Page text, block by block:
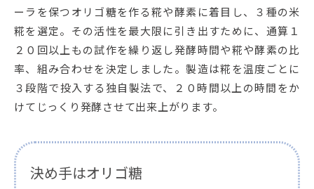
ーラを保つオリゴ糖を作る糀や酵素に着目し、３種の米
糀を選定。その活性を最大限に引き出すために、通算１
２０回以上もの試作を繰り返し発酵時間や糀や酵素の比
率、組み合わせを決定しました。製造は糀を温度ごとに
３段階で投入する独自製法で、２０時間以上の時間をか
けてじっくり発酵させて出来上がります。
決め手はオリゴ糖